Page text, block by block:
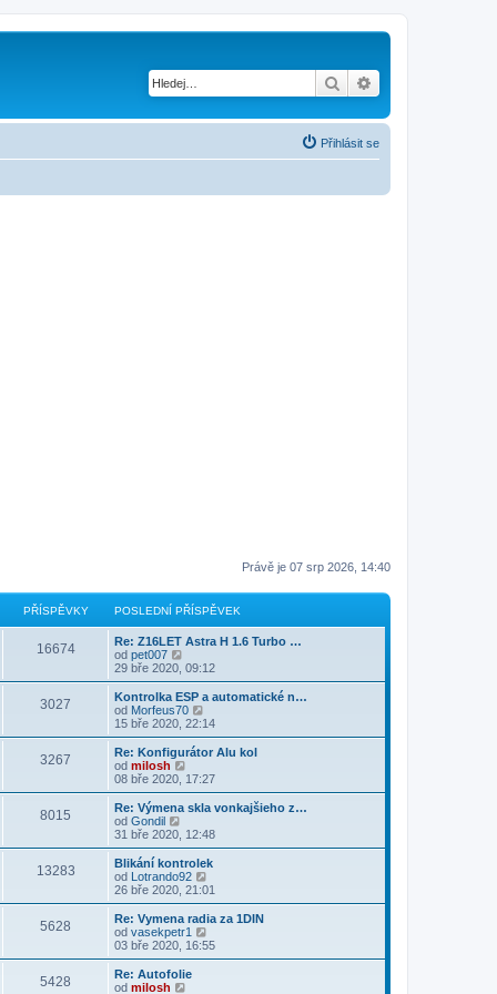
Hledat
Přihlásit se
Právě je 07 srp 2026, 14:40
PŘÍSPĚVKY POSLEDNÍ PŘÍSPĚVEK
16674
Re: Z16LET Astra H 1.6 Turbo …
od pet007
o
b
r
a
z
p
o
s
e
n
í
p
ř
í
s
p
ě
v
e
k
29 bře 2020, 09:12
3027
Kontrolka ESP a automatické n…
od Morfeus70
o
b
r
z
p
o
s
e
d
n
í
p
ř
í
s
15 bře 2020, 22:14
3267
Re: Konfigurátor Alu kol
od milosh
o
b
r
z
p
o
s
e
d
n
í
p
08 bře 2020, 17:27
8015
Re: Výmena skla vonkajšieho z…
od Gondil
o
b
r
a
z
p
o
s
e
31 bře 2020, 12:48
13283
Blikání kontrolek
od Lotrando92
o
b
r
z
26 bře 2020, 21:01
5628
Re: Vymena radia za 1DIN
od vasekpetr1
o
b
03 bře 2020, 16:55
5428
Re: Autofolie
od milosh